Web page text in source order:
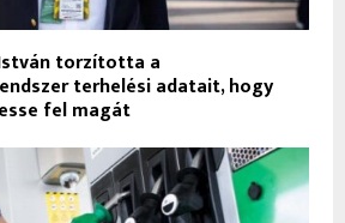
torzította a
terhelési adatait, hogy
fel magát